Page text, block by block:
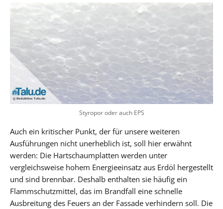
Styropor oder auch EPS
Auch ein kritischer Punkt, der für unsere weiteren
Ausführungen nicht unerheblich ist, soll hier erwähnt
werden: Die Hartschaumplatten werden unter
vergleichsweise hohem Energieeinsatz aus Erdöl hergestellt
und sind brennbar. Deshalb enthalten sie häufig ein
Flammschutzmittel, das im Brandfall eine schnelle
Ausbreitung des Feuers an der Fassade verhindern soll. Die